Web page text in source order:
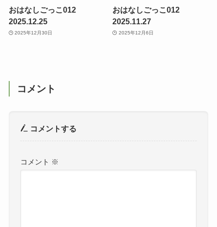
おはなしごっこ012
2025.12.25
2025年12月30日
おはなしごっこ012
2025.11.27
2025年12月6日
コメント
コメントする
コメント ※